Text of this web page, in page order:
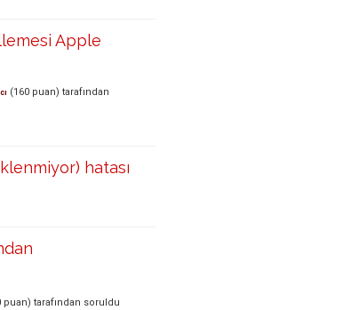
Apple
(160 puan) tarafından
hatası
puan) tarafından soruldu